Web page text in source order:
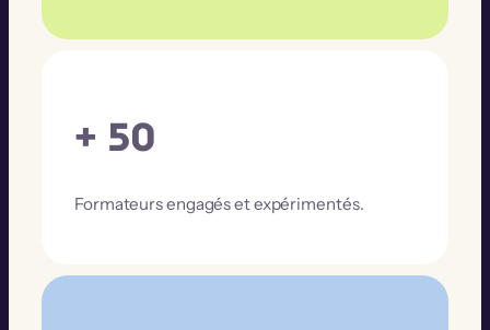
+ 50
Formateurs engagés et expérimentés.